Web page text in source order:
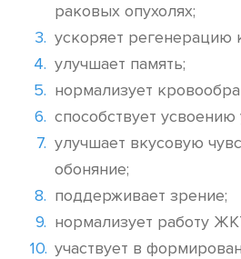
раковых опухолях;
ускоряет регенерацию
улучшает память;
нормализует
способствует
улучшает вкусовую
обоняние;
поддерживает зрение;
нормализует работу
участвует в